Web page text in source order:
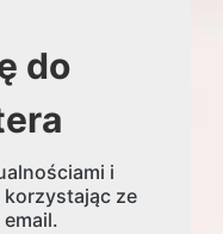
do
i
korzystając ze